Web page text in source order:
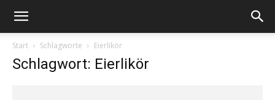
Start Schlagworte Eierlikör
Schlagwort: Eierlikör